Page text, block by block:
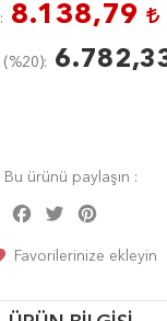
8.138,79
%20 )
Bu ürünü paylaşın :
Facebook
Twitter
Favorilerinize ekleyin